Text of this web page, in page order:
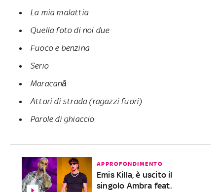
La mia malattia
Quella foto di noi due
Fuoco e benzina
Serio
Maracanā
Attori di strada (ragazzi fuori)
Parole di ghiaccio
APPROFONDIMENTO
Emis Killa, è uscito il
singolo Ambra feat.